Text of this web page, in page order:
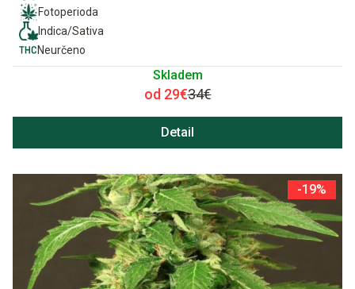
Fotoperioda
Indica/Sativa
Neurčeno
Skladem
od 29€34€
Detail
-19%